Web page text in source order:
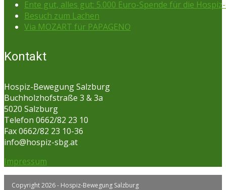
Ente gut, alles gut: 5.000 Euro-Spende für die
Besuch zum Lachen
Via MOZART für PAPAGENO
Kontakt
Hospiz-Bewegung Salzburg
Buchholzhofstraße 3 & 3a
5020 Salzburg
Telefon 0662/82 23 10
Fax 0662/82 23 10-36
info@hospiz-sbg.at
Impressum
Copyright 2026 - Hospiz-Bewegung Salzburg